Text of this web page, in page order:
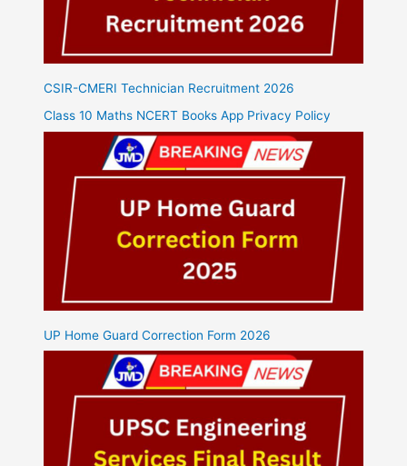
CSIR-CMERI Technician Recruitment 2026
Class 10 Maths NCERT Books App Privacy Policy
UP Home Guard Correction Form 2026